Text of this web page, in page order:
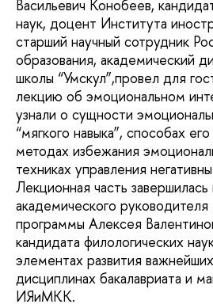
Васильевич Конобеев,
наук, доцент Института
старший научный сотрудник
образования, академический
школы “Умскул”,провел для
лекцию об эмоциональном
узнали о сущности
“мягкого навыка”, способах
методах избежания
техниках управления
Лекционная часть
академического руководителя
программы Алексея
кандидата филологических
элементах развития
дисциплинах бакалавриата и
ИЯиМКК.